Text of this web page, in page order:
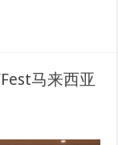
马来西亚